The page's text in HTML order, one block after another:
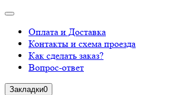
Оплата и Доставка
Контакты и схема проезда
Как сделать заказ?
Вопрос-ответ
Закладки0